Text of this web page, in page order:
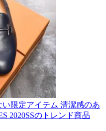
限定アイテム 清潔感のあ
2020SSのトレンド商品